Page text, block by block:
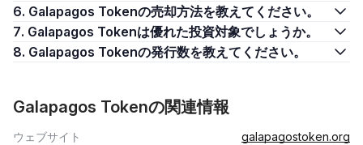
6. Galapagos Tokenの売却方法を教えてください。
7. Galapagos Tokenは優れた投資対象でしょうか。
8. Galapagos Tokenの発行数を教えてください。
Galapagos Tokenの関連情報
ウェブサイト
galapagostoken.org